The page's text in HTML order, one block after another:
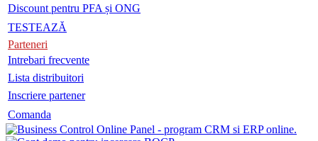
Discount pentru PFA și ONG
TESTEAZĂ
Parteneri
Intrebari frecvente
Lista distribuitori
Inscriere partener
Comanda